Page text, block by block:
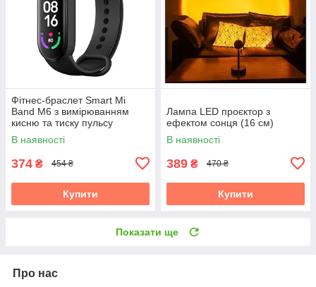
Фітнес-браслет Smart Mi
Band M6 з вимірюванням
кисню та тиску пульсу
В наявності
374 ₴ 454 ₴
Купити
Лампа LED проєктор з
ефектом сонця (16 см)
В наявності
389 ₴ 470 ₴
Купити
Показати ще
Про нас